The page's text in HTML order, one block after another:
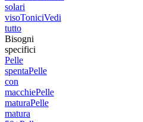
solari
visoToniciVedi
tutto
Bisogni
specifici
Pelle
spentaPelle
con
macchiePelle
maturaPelle
matura